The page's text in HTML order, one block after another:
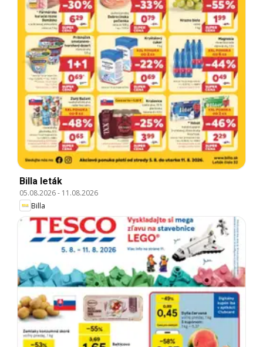
Billa leták
05.08.2026- 11.08.2026
Billa